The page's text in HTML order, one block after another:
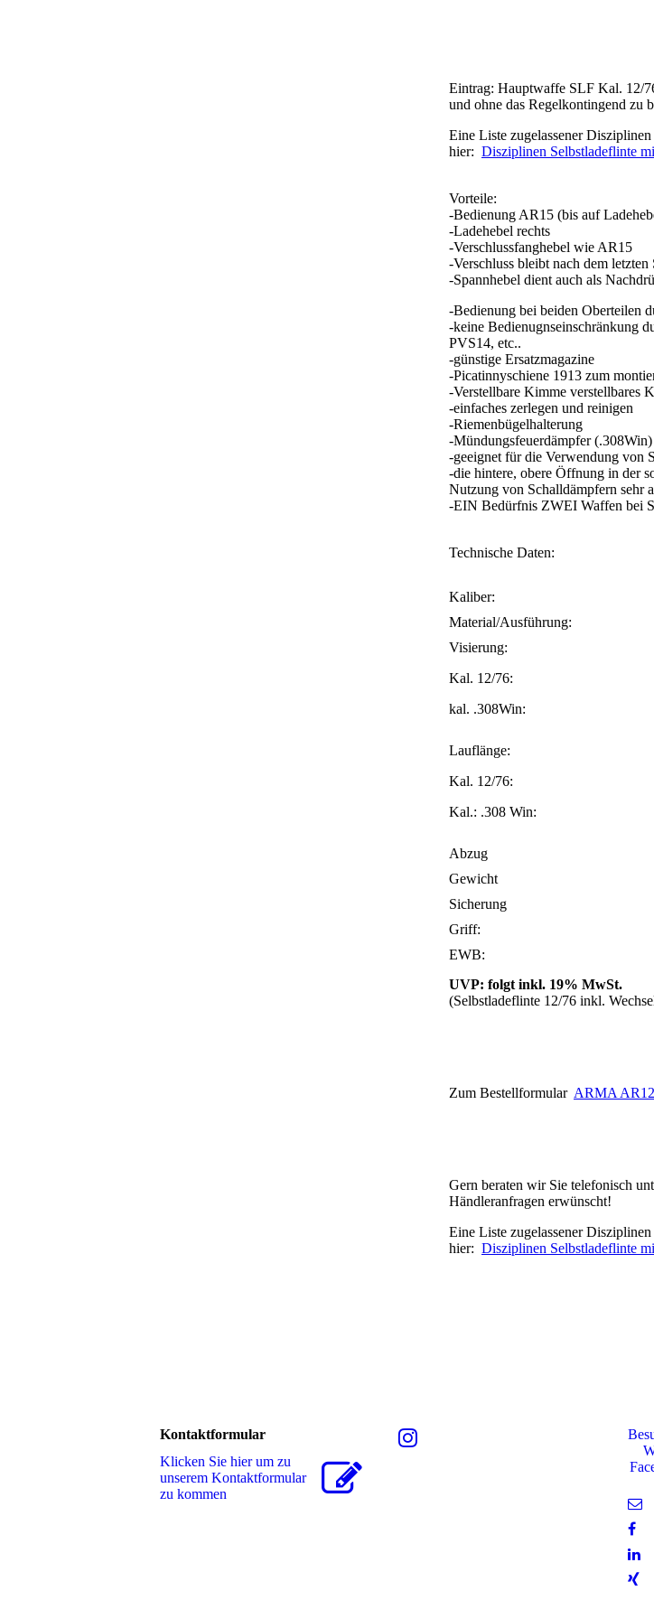
Eintrag: Hauptwaffe SLF Kal. 12/
und ohne das Regelkontingend zu
Eine Liste zugelassener
hier: Disziplinen Selbstladeflinte
Vorteile:
-Bedienung AR15 (bis auf
-Ladehebel rechts
-Verschlussfanghebel wie AR15
-Verschluss bleibt nach dem letzten
-Spannhebel dient auch als
-Bedienung bei beiden Oberteilen
-keine Bedienugnseinschränkung
PVS14, etc..
-günstige Ersatzmagazine
-Picatinnyschiene 1913 zum
-Verstellbare Kimme verstellbares
-einfaches zerlegen und reinigen
-Riemenbügelhalterung
-Mündungsfeuerdämpfer (.308Win)
-geeignet für die Verwendung von
-die hintere, obere Öffnung in der
Nutzung von Schalldämpfern sehr
-EIN Bedürfnis ZWEI Waffen bei
Technische Daten:
Kaliber:
Material/Ausführung:
Visierung:
Kal. 12/76:
kal. .308Win:
Lauflänge:
Kal. 12/76:
Kal.: .308 Win:
Abzug
Gewicht
Sicherung
Griff:
EWB:
UVP: folgt inkl. 19% MwSt.
(Selbstladeflinte 12/76 inkl.
Zum Bestellformular ARMA
Gern beraten wir Sie telefonisch
Händleranfragen erwünscht!
Eine Liste zugelassener
hier: Disziplinen Selbstladeflinte
Kontaktformular
Klicken Sie hier um zu
unserem Kon­takt­for­mu­lar
zu kommen